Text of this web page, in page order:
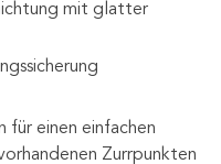
mit glatter
für einen einfachen
Zurrpunkten